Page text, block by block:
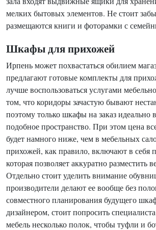
мелких бытовых элементов. Не стоит
размещаются книги и фоторамки с
Шкафы для прихожей
Ирпень может похвастаться обилием
предлагают готовые комплекты для
лучше воспользоваться услугами
том, что коридоры зачастую бывают
поэтому только шкафы на заказ идеально
подобное пространство. При этом цена
будет намного ниже, чем в мебельных
прихожей, как правило, включают в себя
которая позволяет аккуратно разместить
Отдельно стоит уделить внимание
производители делают ее вообще без
совместного планирования будущего
дизайнером, стоит попросить
мебель несколько полок, чтобы туфли и